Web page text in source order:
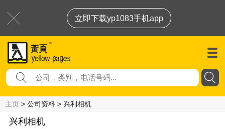
立即下载yp1083手机app
主页 > 公司资料 > 兴利相机
兴利相机